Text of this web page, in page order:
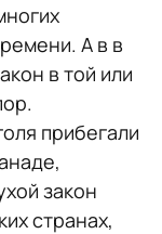
А в в
в той или
прибегали
закон
странах,